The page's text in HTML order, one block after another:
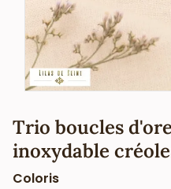
Trio boucles
inoxydable
Coloris